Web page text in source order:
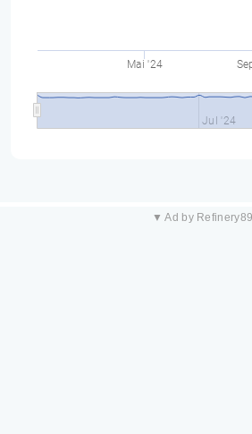
Mai '24
Jul '24
▼ Ad by Refinery89